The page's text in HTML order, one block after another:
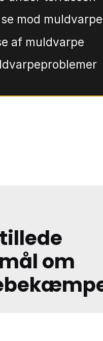
mod muldvarpe
af muldvarpe
om